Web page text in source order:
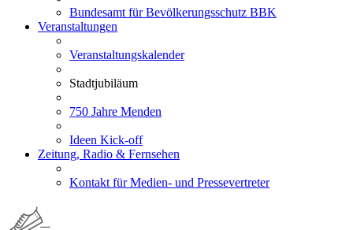
Bundesamt für Bevölkerungsschutz BBK
Veranstaltungen
Veranstaltungskalender
Stadtjubiläum
750 Jahre Menden
Ideen Kick-off
Zeitung, Radio & Fernsehen
Kontakt für Medien- und Pressevertreter